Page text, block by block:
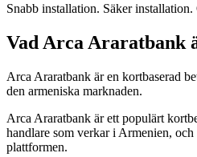
Snabb installation. Säker
Vad Arca Araratbank
Arca Araratbank är en kortbaserad
den armeniska marknaden.
Arca Araratbank är ett populärt
handlare som verkar i Armenien,
plattformen.